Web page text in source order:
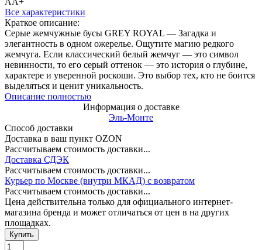
Все характеристики
Краткое описание:
Серые жемчужные бусы GREY ROYAL — Загадка и
элегантность в одном ожерелье. Ощутите магию редкого
жемчуга. Если классический белый жемчуг — это символ
невинности, то его серый оттенок — это история о глубине,
характере и уверенной роскоши. Это выбор тех, кто не боится
выделяться и ценит уникальность.
Описание полностью
Информация о доставке
Эль-Монте
Способ доставки
Доставка в ваш пункт OZON
Рассчитываем стоимость доставки...
Доставка СДЭК
Рассчитываем стоимость доставки...
Курьер по Москве (внутри МКАД) с возвратом
Рассчитываем стоимость доставки...
Цена действительна только для официального интернет-
магазина бренда и может отличаться от цен в на других
площадках.
Купить